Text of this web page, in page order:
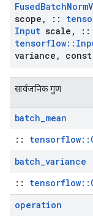
FusedBatchNorm
scope , ::
Input scale , ::
tensorflow::
variance , const
सार्वजनिक गुण
batch_mean
::
batch_variance
::
operation